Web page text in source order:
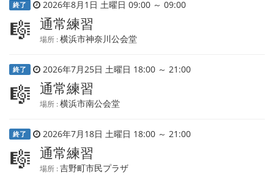
終了 2026年8月1日 土曜日 09:00 ～ 09:00
🎼 通常練習
場所 :横浜市神奈川公会堂
終了 2026年7月25日 土曜日 18:00 ～ 21:00
🎼 通常練習
場所 :横浜市南公会堂
終了 2026年7月18日 土曜日 18:00 ～ 21:00
🎼 通常練習
場所 :吉野町市民プラザ